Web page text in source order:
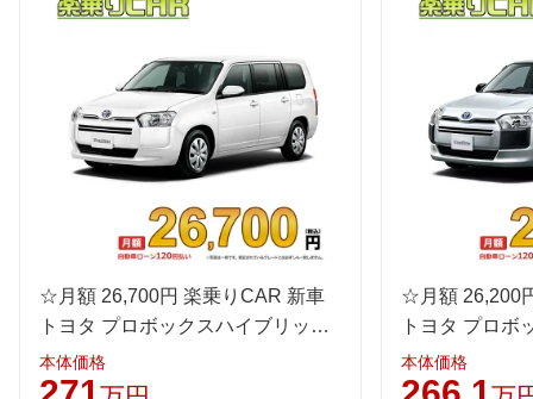
後輪サイズ 165/80R13 165/
- - -
WLTC/市街地 - - -
WLTC/郊外 - - -
-
17.2km/L 16.4km/L 16.2km/
60km定地 - - -
装備オプション 装備詳細を見る 装備詳細を見る 装備
☆月額 26,700円 楽乗りCAR 新車
トヨタ プロボックスハイブリッド
2WD 1500 HYBRID F
本体価格
☆月額 26,200
トヨタ プロボ
2WD 1500
本体価格